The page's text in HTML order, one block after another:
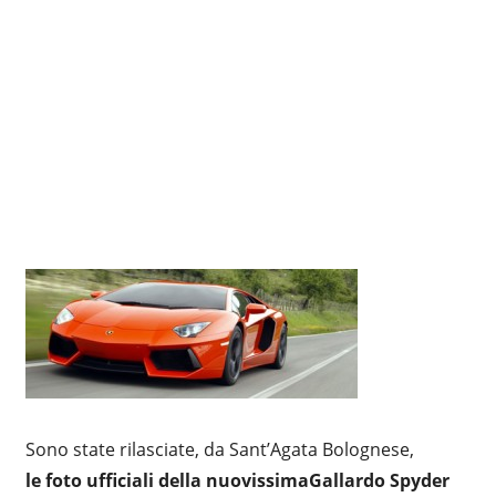
Sono state rilasciate, da Sant’Agata Bolognese,
le foto ufficiali della nuovissimaGallardo Spyder